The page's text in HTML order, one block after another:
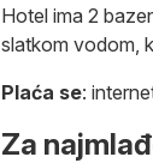
Hotel ima 2
slatkom vodom,
Plaća se:
Za